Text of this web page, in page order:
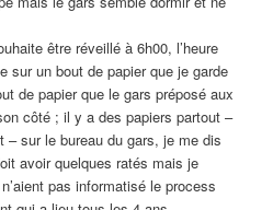
être réveillé à 6h00, l’heure
sur un bout de papier que je garde
de papier que le gars préposé aux
côté ; il y a des papiers partout –
– sur le bureau du gars, je me dis
avoir quelques ratés mais je
pas informatisé le process